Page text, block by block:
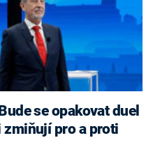
zmiňují pro a proti